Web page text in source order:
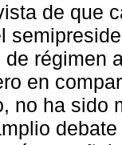
de que
de régimen
en
no ha sido